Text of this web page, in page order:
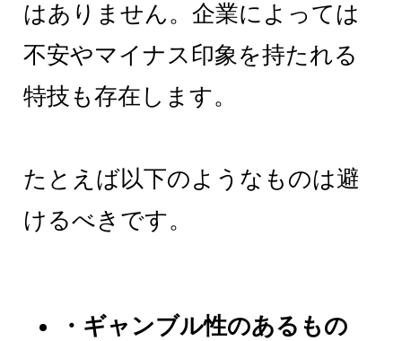
はありません。企業によっては
不安やマイナス印象を持たれる
特技も存在します。
たとえば以下のようなものは避
けるべきです。
・ギャンブル性のあるもの